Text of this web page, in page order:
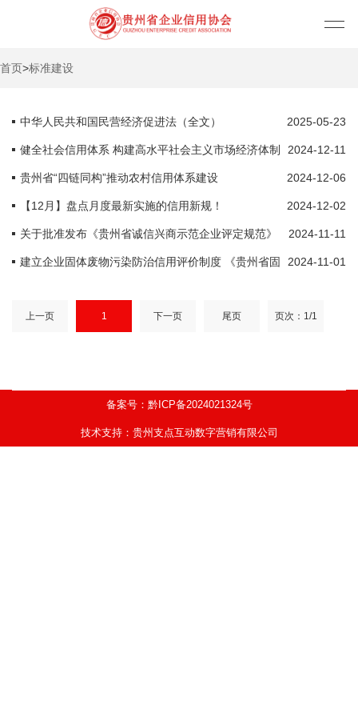
首页>标准建设
2025-05-23
中华人民共和国民营经济促进法（全文）
2024-12-11
健全社会信用体系 构建高水平社会主义市场经济体制
2024-12-06
贵州省“四链同构”推动农村信用体系建设
2024-12-02
【12月】盘点月度最新实施的信用新规！
2024-11-11
关于批准发布《贵州省诚信兴商示范企业评定规范》
《贵州省守合同重信用企业认定规范》等四项团体标准的公告
2024-11-01
建立企业固体废物污染防治信用评价制度 《贵州省固
上一页 1 下一页 尾页 页次：1/1
备案号：黔ICP备2024021324号
技术支持：贵州支点互动数字营销有限公司